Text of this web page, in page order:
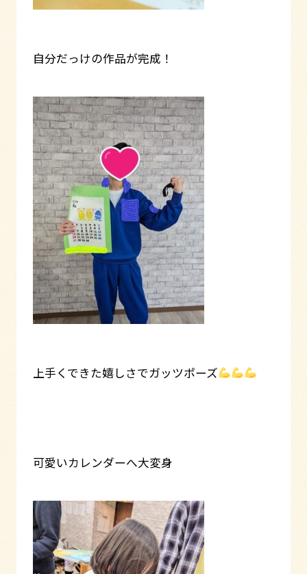
自分だっけの作品が完成！
上手くできた嬉しさでガッツポーズ
可愛いカレンダーへ大変身